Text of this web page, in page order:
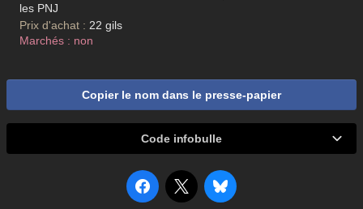
les PNJ
Prix d'achat : 22 gils
Marchés : non
Copier le nom dans le presse-papier
Code infobulle